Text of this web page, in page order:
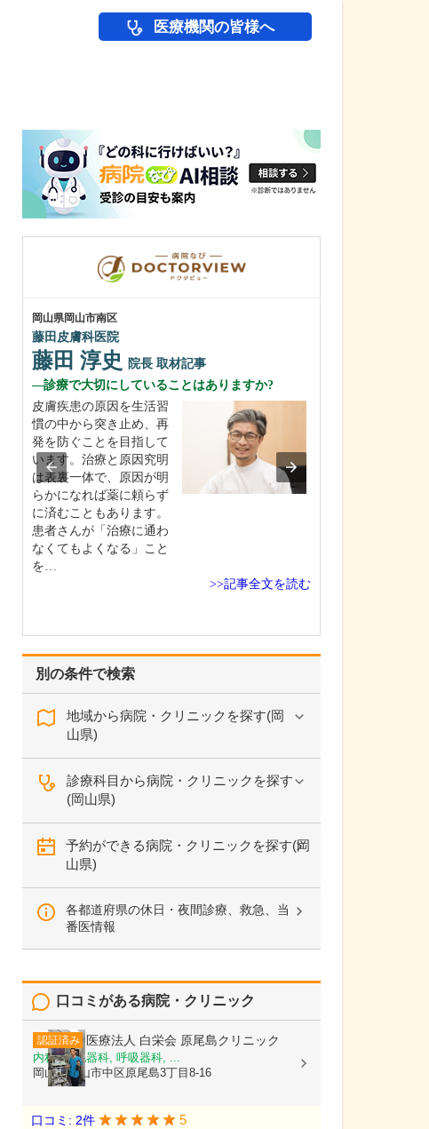
医療機関の皆様へ
別の条件で検索
地域から病院・クリニックを探す(岡
山県)
診療科目から病院・クリニックを探す
(岡山県)
予約ができる病院・クリニックを探す(岡
山県)
各都道府県の休日・夜間診療、救急、当
番医情報
口コミがある病院・クリニック
認証済み 医療法人 白栄会 原尾島クリニック
内科, 消化器科, 呼吸器科, ...
岡山県岡山市中区原尾島3丁目8-16
口コミ: 2件 5
岡山県岡山市南区
藤田皮膚科医院
藤田 淳史 院長 取材記事
診療で大切にしていることはありますか?
皮膚疾患の原因を生活習
慣の中から突き止め、再
発を防ぐことを目指して
います。治療と原因究明
は表裏一体で、原因が明
らかになれば薬に頼らず
に済むこともあります。
患者さんが「治療に通わ
なくてもよくなる」こと
を…
>>記事全文を読む